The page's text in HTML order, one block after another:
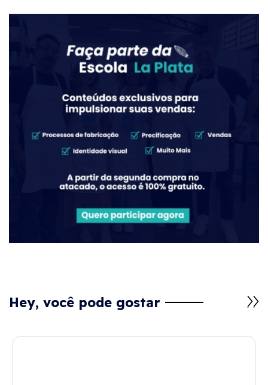
Hey, você pode gostar